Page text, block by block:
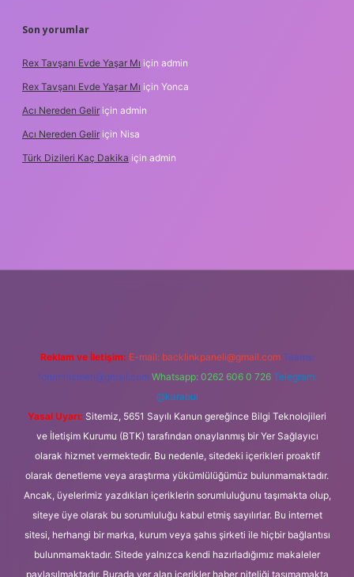
Son yorumlar
Rex Tavşanı Evde Yaşar Mı için admin
Rex Tavşanı Evde Yaşar Mı için Yonca
Acı Nereden Gelir için admin
Acı Nereden Gelir için Nisa
Türk Dizileri Kaç Dakika için admin
Reklam ve İletişim: E-mail: backlinkpaneli@gmail.com Teams:
forumhizmeti@gmail.com Whatsapp: 0262 606 0 726 Telegram:
@karabul
Yasal Uyarı: Sitemiz, 5651 Sayılı Kanun gereğince Bilgi Teknolojileri
ve İletişim Kurumu (BTK) tarafından onaylanmış bir Yer Sağlayıcı
olarak hizmet vermektedir. Bu nedenle, sitedeki içerikleri proaktif
olarak denetleme veya araştırma yükümlülüğümüz bulunmamaktadır.
Ancak, üyelerimiz yazdıkları içeriklerin sorumluluğunu taşımakta olup,
siteye üye olarak bu sorumluluğu kabul etmiş sayılırlar. Bu internet
sitesi, herhangi bir marka, kurum veya şahıs şirketi ile hiçbir bağlantısı
bulunmamaktadır. Sitede yalnızca kendi hazırladığımız makaleler
paylaşılmaktadır. Burada yer alan içerikler haber niteliği taşımamakta